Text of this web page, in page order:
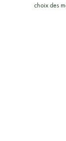
choix des